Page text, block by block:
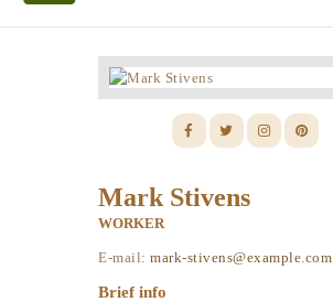
PROIZVODI
AGROTURIZAM I
RESTORAN
KONTAKT
KUPI PROIZVODE
Mark Stivens
WORKER
E-mail: mark-stivens@example.com
Brief info